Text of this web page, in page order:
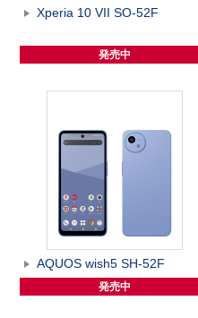
Xperia 10 VII SO-52F
発売中
AQUOS wish5 SH-52F
発売中